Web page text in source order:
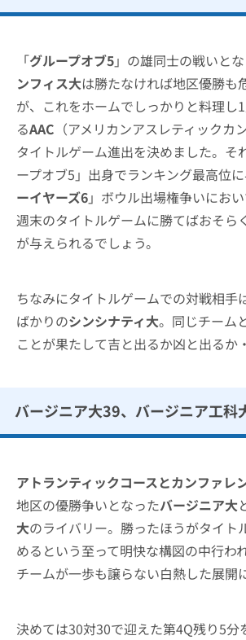
「グループオブ5」の雄同士の戦いとな
ンフィス大は勝たなければ地区優勝も
が、これをホームでしっかりと料理し
るAAC （アメリカンアスレティックカ
タイトルゲーム進出を決めました。そ
ープオブ5」出身でランキング最高位
ーイヤーズ6」ボウル出場権争いにお
週末のタイトルゲームに勝てばおそら
が与えられるでしょう。
ちなみにタイトルゲームでの対戦相手
ばかりのシンシナティ大。同じチーム
ことが果たして吉と出るか凶と出るか
バージニア大39、バージニア工科
アトランティックコースとカンファレ
地区の優勝争いとなったバージニア大
大のライバリー。勝ったほうがタイト
めるという至って明快な構図の中行わ
チームが一歩も譲らない白熱した展開
決めては30対30で迎えた第4Q残り5分